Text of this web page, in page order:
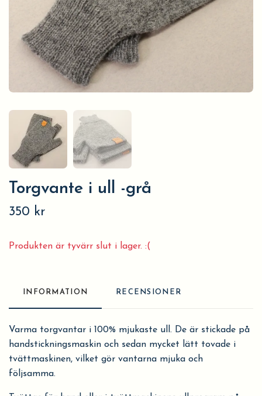
Torgvante i ull -grå
350 kr
Produkten är tyvärr slut i lager. :(
INFORMATION RECENSIONER
Varma torgvantar i 100% mjukaste ull. De är stickade på
handstickningsmaskin och sedan mycket lätt tovade i
tvättmaskinen, vilket gör vantarna mjuka och
följsamma.